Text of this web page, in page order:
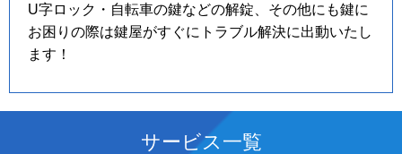
U字ロック・自転車の鍵などの解錠、その他にも鍵に
お困りの際は鍵屋がすぐにトラブル解決に出動いたし
ます！
サービス一覧